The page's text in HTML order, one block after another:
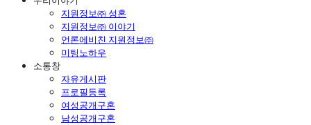
지원정보㈜ 성혼
지원정보㈜ 이야기
언론에비친 지원정보㈜
미팅노하우
소통창
자유게시판
프로필등록
여성공개구혼
남성공개구혼